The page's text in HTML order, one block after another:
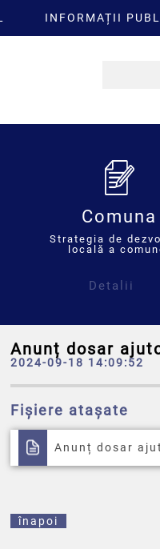
INFORMAȚII
Comuna
Strategia de
locală a
Detalii
Anunț dosar
2024-09-18 14:09:52
Fișiere atașate
Anunț dosar
înapoi